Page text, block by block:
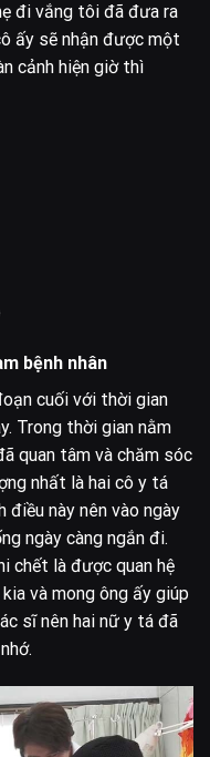
đi vắng tôi đã đưa ra
ấy sẽ nhận được một
cảnh hiện giờ thì
bệnh nhân
cuối với thời gian
Trong thời gian nằm
quan tâm và chăm sóc
nhất là hai cô y tá
điều này nên vào ngày
ngày càng ngắn đi.
là được quan hệ
và mong ông ấy giúp
sĩ nên hai nữ y tá đã